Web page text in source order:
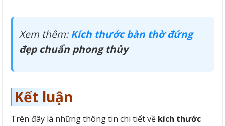
Xem thêm:Kích thước bàn thờ đứng
đẹp chuẩn phong thủy
Kết luận
Trên đây là những thông tin chi tiết về kích thước